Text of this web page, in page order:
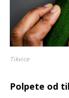
Tikvice
Polpete od